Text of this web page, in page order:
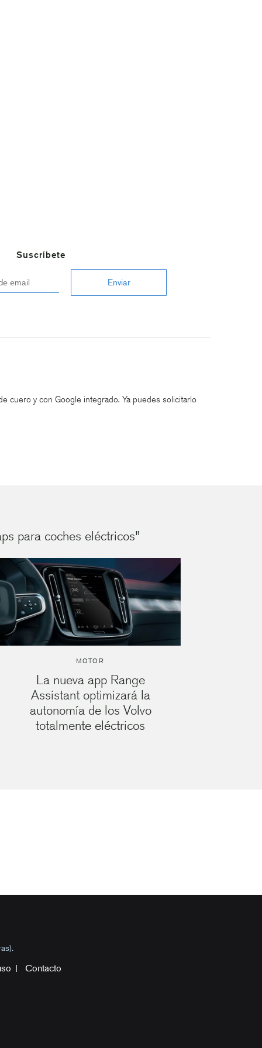
Suscríbete
cuero y con Google integrado. Ya puedes solicitarlo
para coches eléctricos"
MOTOR
La nueva app Range
Assistant optimizará la
autonomía de los Volvo
totalmente eléctricos
Contacto